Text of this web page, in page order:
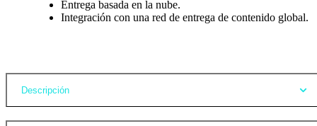
Entrega basada en la nube.
Integración con una red de entrega de contenido global.
Descripción